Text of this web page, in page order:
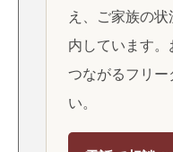
え、ご家族の
内しています。
つながるフリー
い。